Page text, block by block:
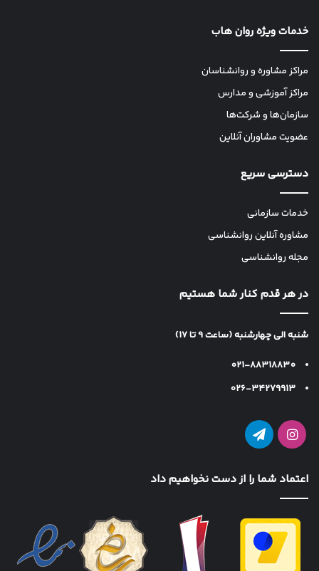
خدمات ویژه روان هاب
مراکز مشاوره و روانشناسان
مراکز آموزشی و مدارس
سازمان‌ها و شرکت‌ها
عضویت مشاوران آنلاین
دسترسی سریع
خدمات سازمانی
مشاوره آنلاین روانشناسی
مجله روانشناسی
در هر قدم کنار شما هستیم
شنبه الی چهارشنبه (ساعت 9 تا 17)
021-88318830
026-34279913
اینستاگرامتلگرام
اعتماد شما را از دست نخواهیم داد